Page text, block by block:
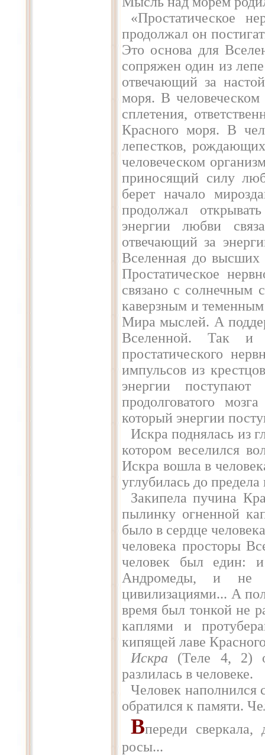
«Простатическое
продолжал он
Это основа для
сопряжен один из
отвечающий за
моря. В человеческом
сплетения,
Красного моря. В
лепестков,
человеческом
приносящий силу
берет начало
продолжал
энергии любви
отвечающий за
Вселенная до
Простатическое
связано с солнечным
каверзным и теменным
Мира мыслей. А
Вселенной. Так и
простатического
импульсов из
энергии
продолговатого
который энергии
Искра поднялась из
котором веселился
Искра вошла в
углубилась до предела
Закипела пучина
пылинку огненной
было в сердце
человека просторы
человек был един:
Андромеды, и не
цивилизациями... А
время был тонкой не
каплями и
кипящей лаве
Искра (Теле 4, 2)
разлилась в человеке.
Человек наполнился
обратился к памяти.
Впереди сверкала,
росы...